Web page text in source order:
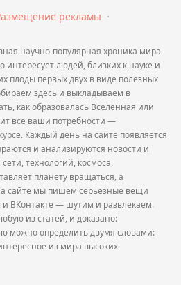
рекламы ·
научно-популярная хроника мира
интересует людей, близких к науке и
плоды первых двух в виде полезных
здесь и выкладываем в
как образовалась Вселенная или
все ваши потребности —
Каждый день на сайте появляется
и анализируются новости и
технологий, космоса,
планету вращаться, а
сайте мы пишем серьезные вещи
и ВКонтакте — шутим и развлекаем.
из статей, и доказано:
можно определить двумя словами:
из мира высоких